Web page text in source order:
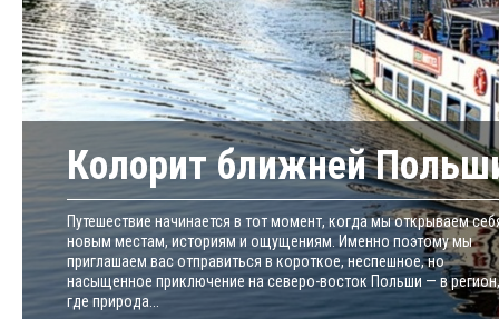
Колорит ближней
Путешествие начинается в тот момент, когда мы открываем
новым местам, историям и ощущениям. Именно поэтому мы
приглашаем вас отправиться в короткое, неспешное, но
насыщенное приключение на северо-восток Польши — в регион,
где природа...